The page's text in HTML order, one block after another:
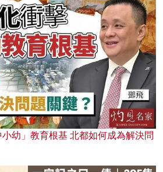
幼」教育根基 北都如何成為解決問